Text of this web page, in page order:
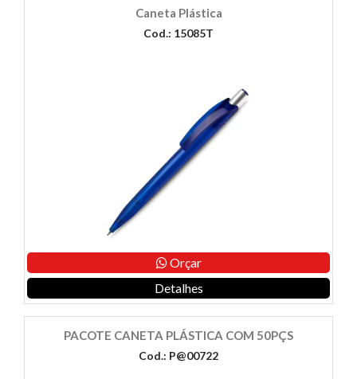
Caneta Plástica
Cod.: 15085T
Orçar
Detalhes
PACOTE CANETA PLÁSTICA COM 50PÇS
Cod.: P@00722